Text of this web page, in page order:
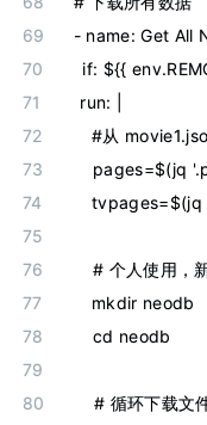
- name: Get All
  if
: ${{
  run
:
#从
pages=$(jq
tvpages=$(jq
# 个人使用
    mkdir neodb
    cd neodb
# 循环下载